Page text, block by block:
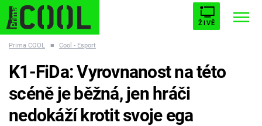
ŽIVĚ
ESCAPE PLNEJ KOTEL AVENGERS 5
Prima COOL ■ Cool - Esport
K1-FiDa: Vyrovnanost na této
scéně je běžná, jen hráči
nedokáží krotit svoje ega